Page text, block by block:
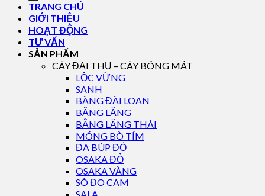
TRANG CHỦ
GIỚI THIỆU
HOẠT ĐỘNG
TƯ VẤN
SẢN PHẨM
CÂY ĐẠI THỤ – CÂY BÓNG MÁT
LỘC VỪNG
SANH
BÀNG ĐÀI LOAN
BẰNG LĂNG
BẰNG LĂNG THÁI
MÓNG BÒ TÍM
ĐA BÚP ĐỎ
OSAKA ĐỎ
OSAKA VÀNG
SÒ ĐO CAM